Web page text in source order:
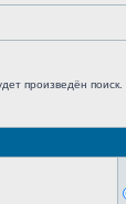
произведён